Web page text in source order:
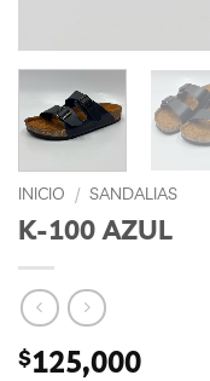
INICIO / SANDALIAS
K-100 AZUL
$125,000